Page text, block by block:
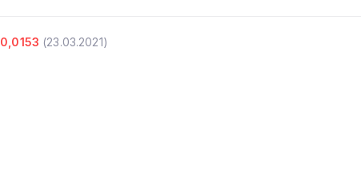
0,0153 (23.03.2021)